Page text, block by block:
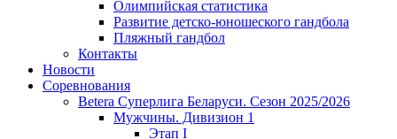
Олимпийская статистика
Развитие детско-юношеского гандбола
Пляжный гандбол
Контакты
Новости
Соревнования
Betera Суперлига Беларуси. Сезон 2025/2026
Мужчины. Дивизион 1
Этап I